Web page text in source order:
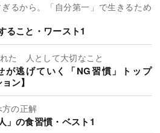
るから。「自分第一」で生きるため
ること・ワースト1
た 人として大切なこと
が逃げていく「NG習慣」トップ
ン】
の正解
」の食習慣・ベスト1